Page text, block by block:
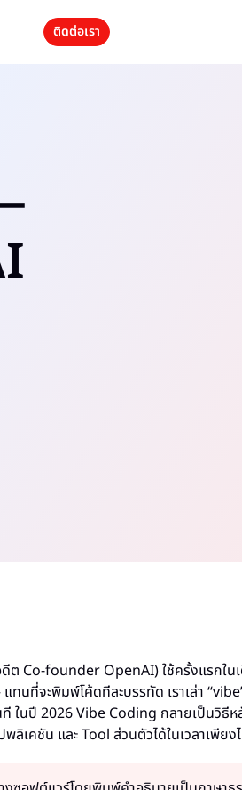
ติดต่อเรา
Co-founder OpenAI) ใช้ครั้งแรกใน
นที่จะพิมพ์โค้ดทีละบรรทัด เราเล่า
ในปี 2026 Vibe Coding กลายเป็นวิธี
ลิเคชัน และ Tool ส่วนตัวได้ในเวลาเพียง